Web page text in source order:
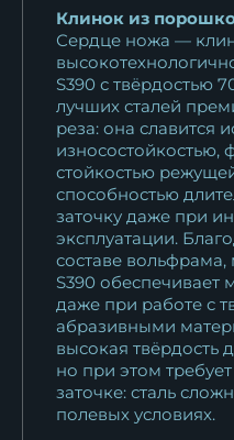
Нож
18 389
Нож
береза...
27 470
Нож
береза...
15 612₽
Нож
20 796
Нож
Клинок из
Сердце ножа —
S390 с твёрдостью
лучших сталей
реза: она славится
износостойкостью,
стойкостью
способностью
заточку даже при
эксплуатации.
составе
S390
даже при работе с
абразивными
высокая твёрдость
но при этом
заточке: сталь
полевых условиях.